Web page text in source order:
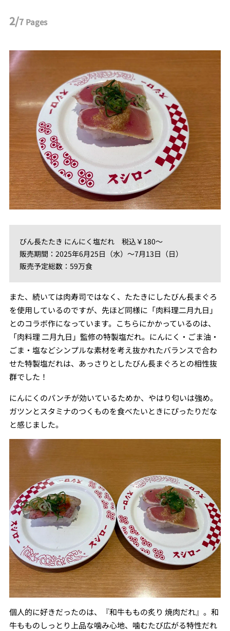
2/7 Pages
びん長たたき にんにく塩だれ 税込￥180～
販売期間：2025年6月25日（水）～7月13日（日）
販売予定総数：59万食
また、続いては肉寿司ではなく、たたきにしたびん長まぐろ
を使用しているのですが、先ほど同様に「肉料理二月九日」
とのコラボ作になっています。こちらにかかっているのは、
「肉料理 二月九日」監修の特製塩だれ。にんにく・ごま油・
ごま・塩などシンプルな素材を考え抜かれたバランスで合わ
せた特製塩だれは、あっさりとしたびん長まぐろとの相性抜
群でした！
にんにくのパンチが効いているためか、やはり匂いは強め。
ガツンとスタミナのつくものを食べたいときにぴったりだな
と感じました。
個人的に好きだったのは、『和牛ももの炙り 焼肉だれ』。和
牛もものしっとり上品な噛み心地、噛むたび広がる特性だれ